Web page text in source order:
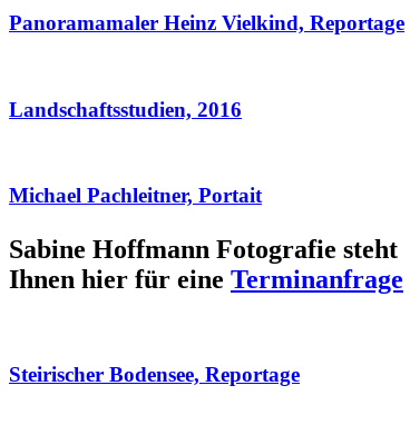
Panoramamaler Heinz Vielkind, Reportage
Landschaftsstudien, 2016
Michael Pachleitner, Portait
Sabine Hoffmann Fotografie steht
Ihnen hier für eine Terminanfrage
Steirischer Bodensee, Reportage